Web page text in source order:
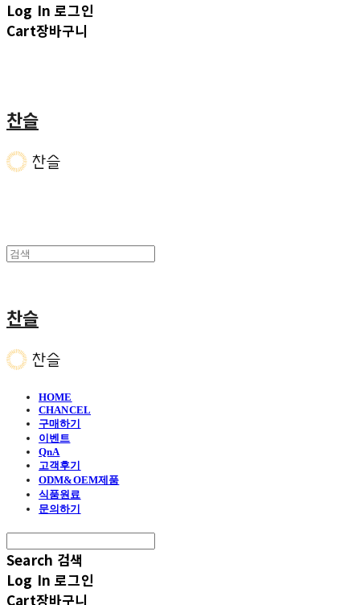
Log In 로그인
Cart장바구니
찬슬
찬슬
HOME
CHANCEL
구매하기
이벤트
QnA
고객후기
ODM&OEM제품
식품원료
문의하기
Search 검색
Log In 로그인
Cart장바구니